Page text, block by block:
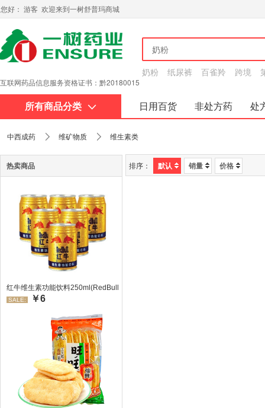
您好： 游客 欢迎来到一树舒普玛商城
互联网药品信息服务资格证书：黔20180015
奶粉 纸尿裤 百雀羚 跨境
所有商品分类 日用百货 非处方药
处
中西成药 维矿物质 维生素类
热卖商品
红牛维生素功能饮料250ml(RedBull/红牛)
SALE: ￥6
排序： 默认 销量 价格